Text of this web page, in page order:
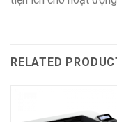
RELATED